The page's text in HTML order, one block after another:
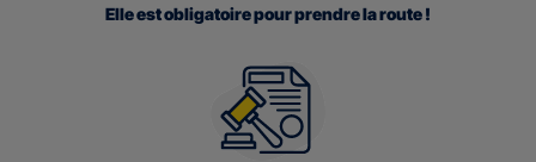
Elle est obligatoire pour prendre la route !